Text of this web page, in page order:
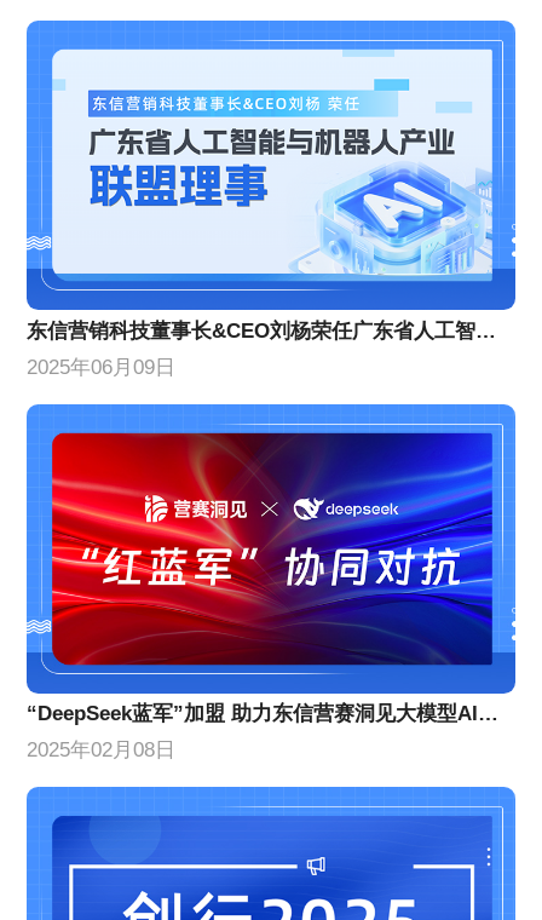
东信营销科技董事长&CEO刘杨荣任广东省人工智能与机器人产业联盟理事
2025年06月09日
“DeepSeek蓝军”加盟 助力东信营赛洞见大模型AI营销效果提升
2025年02月08日